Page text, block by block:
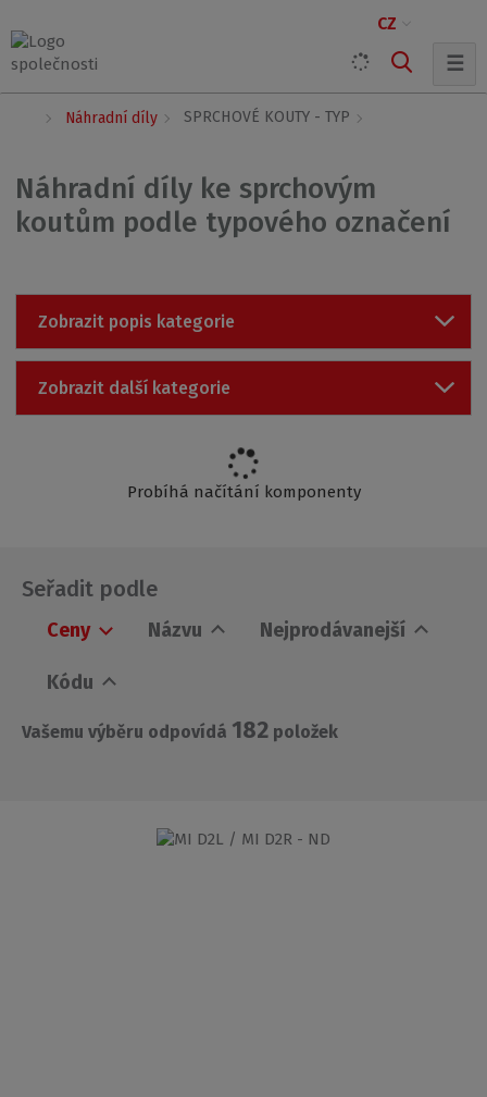
CZ
☰
Ú
d
n
í
n
a
Náhradní díly SPRCHOVÉ KOUTY - TYP
Náhradní díly ke sprchovým
koutům podle typového označení
Zobrazit popis kategorie
Zobrazit další kategorie
Probíhá načítání komponenty
Seřadit podle
Ceny Názvu Nejprodávanejší
Kódu
Vašemu výběru odpovídá 182 položek